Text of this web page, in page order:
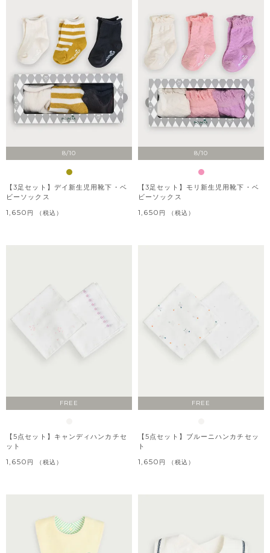
8/10
【3足セット】デイ新生児用靴下・ベ
ビーソックス
1,650 税込
8/10
【3足セット】モリ新生児用靴下・ベ
ビーソックス
1,650 税込
FREE
【5点セット】キャンディハンカチセ
ット
1,650 税込
FREE
【5点セット】ブルーニハンカチセッ
ト
1,650 税込